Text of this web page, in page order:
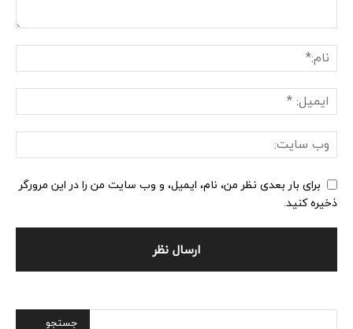
برای بار بعدی نظر من، نام، ایمیل، و وب سایت من را در این مرورگر
ذخیره کنید.